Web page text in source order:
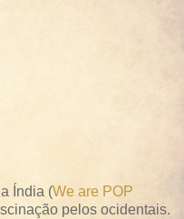
Índia (We are POP
pelos ocidentais.